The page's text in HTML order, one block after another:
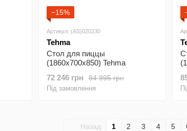
−15%
Артикул: (AS)020230
Tehma
Стол для пиццы
(1860х700х850) Tehma
84 995 грн
72 246 грн
Під замовлення
Назад 1 2 3 4 5